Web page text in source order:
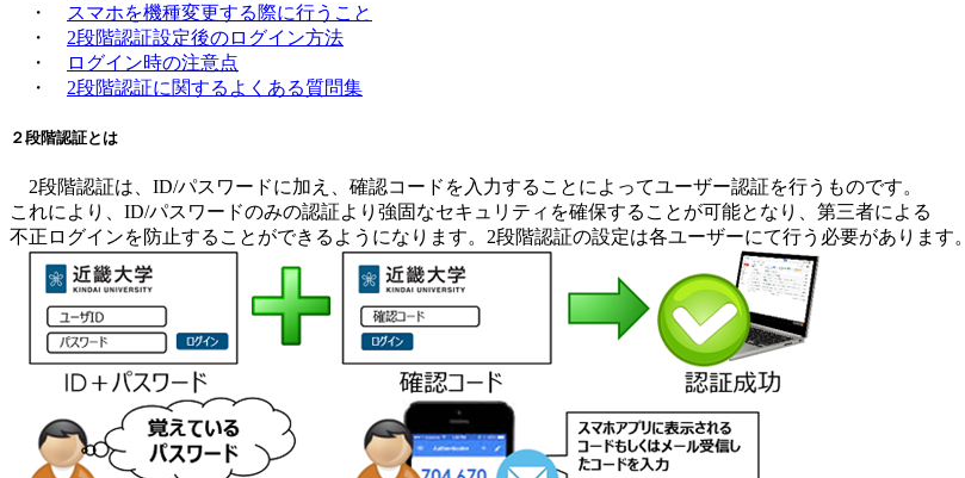
・
スマホを機種変更する際に行うこと
・ 2段階認証設定後のログイン方法
・
ログイン時の注意点
・ 2段階認証に関するよくある質問集
２段階認証とは
2段階認証は、ID/パスワードに加え、確認コードを入力することによってユーザー認証を行うものです。
これにより、ID/パスワードのみの認証より強固なセキュリティを確保することが可能となり、第三者による
不正ログインを防止することができるようになります。2段階認証の設定は各ユーザーにて行う必要があります。